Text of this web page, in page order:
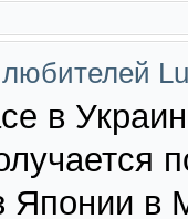
в
Японии в